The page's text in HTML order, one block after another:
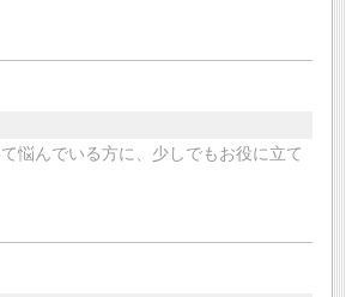
悩んでいる方に、少しでもお役に立て